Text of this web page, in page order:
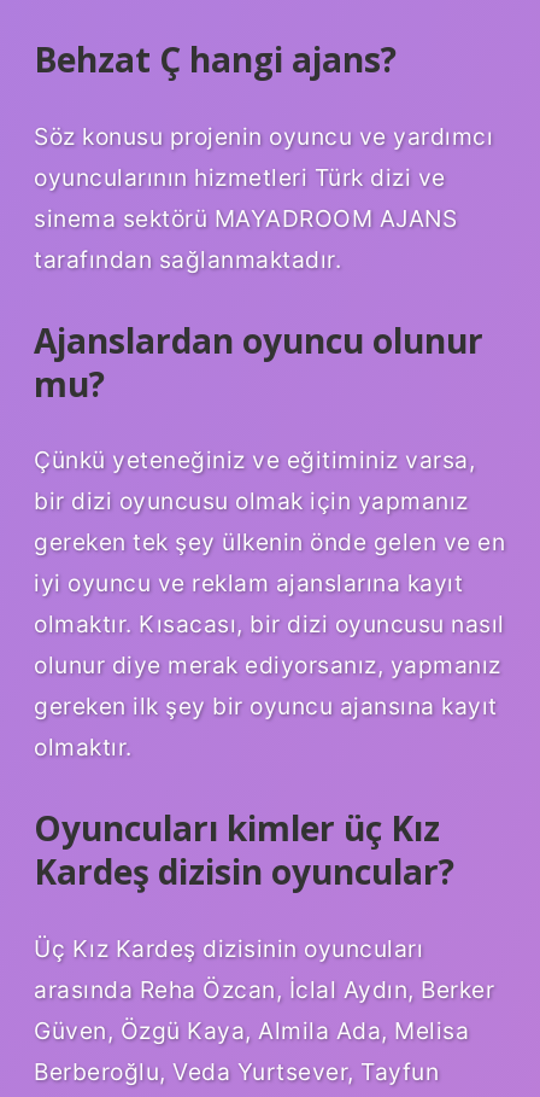
Behzat Ç hangi ajans?
Söz konusu projenin oyuncu ve yardımcı
oyuncularının hizmetleri Türk dizi ve
sinema sektörü MAYADROOM AJANS
tarafından sağlanmaktadır.
Ajanslardan oyuncu olunur
mu?
Çünkü yeteneğiniz ve eğitiminiz varsa,
bir dizi oyuncusu olmak için yapmanız
gereken tek şey ülkenin önde gelen ve en
iyi oyuncu ve reklam ajanslarına kayıt
olmaktır. Kısacası, bir dizi oyuncusu nasıl
olunur diye merak ediyorsanız, yapmanız
gereken ilk şey bir oyuncu ajansına kayıt
olmaktır.
Oyuncuları kimler üç Kız
Kardeş dizisin oyuncular?
Üç Kız Kardeş dizisinin oyuncuları
arasında Reha Özcan, İclal Aydın, Berker
Güven, Özgü Kaya, Almila Ada, Melisa
Berberoğlu, Veda Yurtsever, Tayfun